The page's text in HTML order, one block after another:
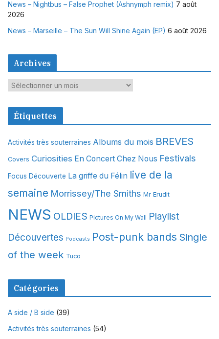
News – Nightbus – False Prophet (Ashnymph remix) 7 août
2026
News – Marseille – The Sun Will Shine Again (EP) 6 août 2026
Archives
A
c
v
e
Étiquettes
Activités très souterraines Albums du mois BREVES
Covers Curiosities En Concert Chez Nous Festivals
Focus Découverte La griffe du Félin live de la
semaine Morrissey/The Smiths Mr Erudit
NEWS OLDIES Pictures On My Wall Playlist
Découvertes Podcasts Post-punk bands Single
of the week Tuco
Catégories
A side / B side (39)
Activités très souterraines (54)